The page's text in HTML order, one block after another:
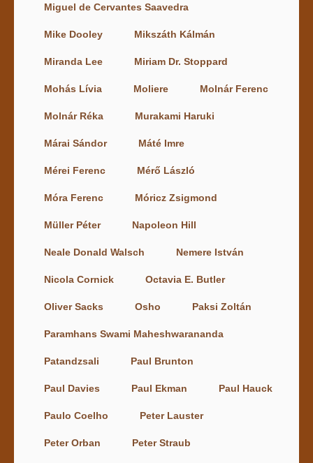
Miguel de Cervantes Saavedra
Mike Dooley Mikszáth Kálmán
Miranda Lee Miriam Dr. Stoppard
Mohás Lívia Moliere Molnár Ferenc
Molnár Réka Murakami Haruki
Márai Sándor Máté Imre
Mérei Ferenc Mérő László
Móra Ferenc Móricz Zsigmond
Müller Péter Napoleon Hill
Neale Donald Walsch Nemere István
Nicola Cornick Octavia E. Butler
Oliver Sacks Osho Paksi Zoltán
Paramhans Swami Maheshwarananda
Patandzsali Paul Brunton
Paul Davies Paul Ekman Paul Hauck
Paulo Coelho Peter Lauster
Peter Orban Peter Straub